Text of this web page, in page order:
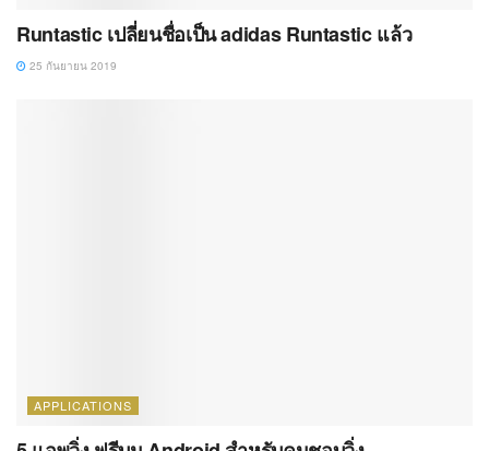
Runtastic เปลี่ยนชื่อเป็น adidas Runtastic แล้ว
25 กันยายน 2019
APPLICATIONS